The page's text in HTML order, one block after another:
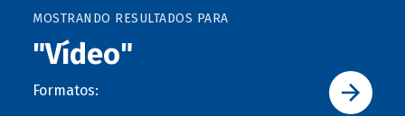
MOSTRANDO RESULTADOS PARA
"Vídeo"
Formatos: